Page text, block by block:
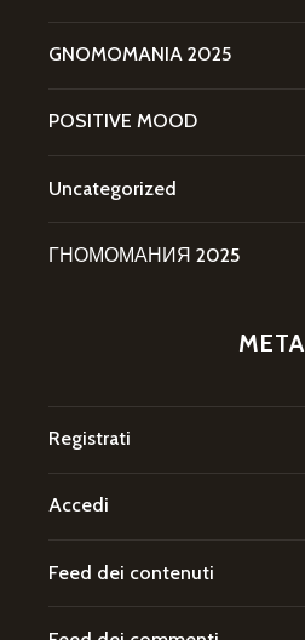
GNOMOMANIA 2025
POSITIVE MOOD
Uncategorized
ГНОМОМАНИЯ 2025
META
Registrati
Accedi
Feed dei contenuti